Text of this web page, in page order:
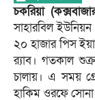
চকরিয়া
সাহারবিল ইউনিয়ন
২০ হাজার পিস
র‌্যাব। গতকাল
চালায়। এ সময়
হাকিম ওরফে সোনা